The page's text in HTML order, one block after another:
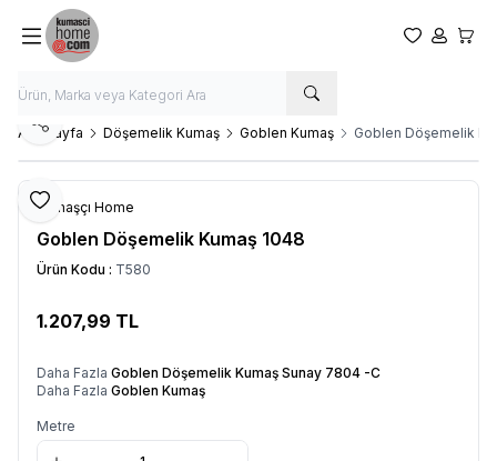
Favorilerim
Hesabım
Ana Sayfa Döşemelik Kumaş Goblen Kumaş Goblen Döşemelik
Favoriye Ekle
Paylaş
Kumaşçı Home
Goblen Döşemelik Kumaş 1048
Ürün Kodu : T580
1.207,99 TL
Daha Fazla Goblen Döşemelik Kumaş Sunay 7804 -C
Daha Fazla Goblen Kumaş
Metre